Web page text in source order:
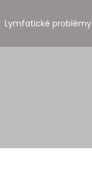
Lymfatické problémy